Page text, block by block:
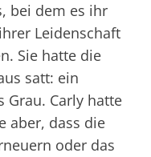
bei dem es ihr
Leidenschaft
Sie hatte die
satt: ein
Carly hatte
aber, dass die
oder das